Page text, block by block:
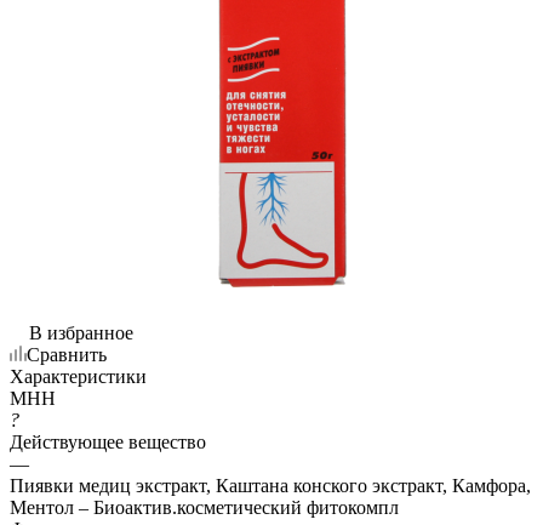
В избранное
Сравнить
Характеристики
МНН
?
Действующее вещество
—
Пиявки медиц экстракт, Каштана конского экстракт, Камфора,
Ментол – Биоактив.косметический фитокомпл